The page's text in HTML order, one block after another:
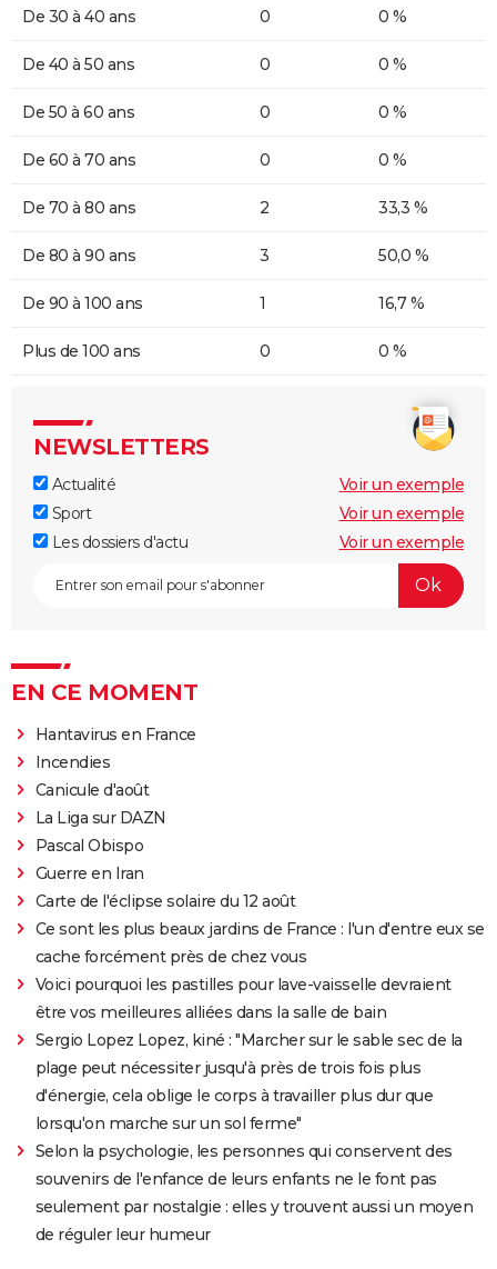
De 30 à 40 ans 0 0 %
De 40 à 50 ans 0 0 %
De 50 à 60 ans 0 0 %
De 60 à 70 ans 0 0 %
De 70 à 80 ans 2 33,3 %
De 80 à 90 ans 3 50,0 %
De 90 à 100 ans 1 16,7 %
Plus de 100 ans 0 0 %
NEWSLETTERS
Actualité
Voir un exemple
Sport
Voir un exemple
Les dossiers d'actu
Voir un exemple
EN CE MOMENT
Hantavirus en France
Incendies
Canicule d'août
La Liga sur DAZN
Pascal Obispo
Guerre en Iran
Carte de l'éclipse solaire du 12 août
Ce sont les plus beaux jardins de France : l'un d'entre eux se
cache forcément près de chez vous
Voici pourquoi les pastilles pour lave-vaisselle devraient
être vos meilleures alliées dans la salle de bain
Sergio Lopez Lopez, kiné : "Marcher sur le sable sec de la
plage peut nécessiter jusqu'à près de trois fois plus
d'énergie, cela oblige le corps à travailler plus dur que
lorsqu'on marche sur un sol ferme"
Selon la psychologie, les personnes qui conservent des
souvenirs de l'enfance de leurs enfants ne le font pas
seulement par nostalgie : elles y trouvent aussi un moyen
de réguler leur humeur